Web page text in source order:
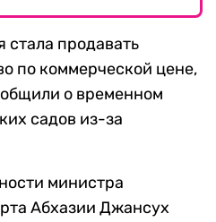
стала продавать
по коммерческой цене,
о временном
садов из-за
министра
Абхазии Джансух